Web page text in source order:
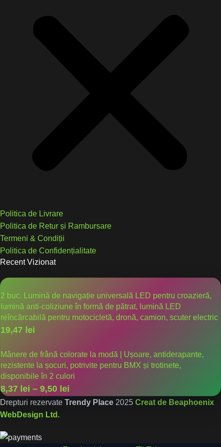
Politica de Livrare
Politica de Retur și Rambursare
Termeni & Condiții
Politica de Confidențialitate
Recent Vizionat
2 buc. Lumină de navigație universală LED pentru croazieră,
lumină anti-coliziune în formă de pătrat, lumină LED
reîncărcabilă pentru motocicletă, dronă, camion, scuter electric
19,47 lei
Mânere de frână colorate la modă | Ușoare, antiderapante,
rezistente la șocuri, potrivite pentru BMX și trotinete,
disponibile în 2 culori
8,37 lei – 9,50 lei
Drepturi rezervate Trendy Place 2025 Creat de Beaphoenix
WebDesign Ltd .